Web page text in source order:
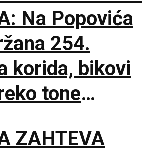
Na Popovića
254.
korida, bikovi
tone
ZAHTEVA